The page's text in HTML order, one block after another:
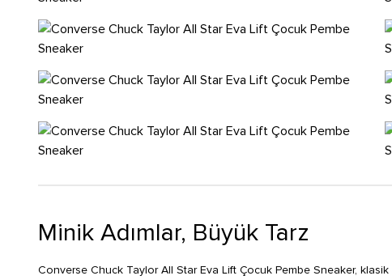
Minik Adımlar, Büyük Tarz
Converse Chuck Taylor All Star Eva Lift Çocuk Pembe Sneaker,